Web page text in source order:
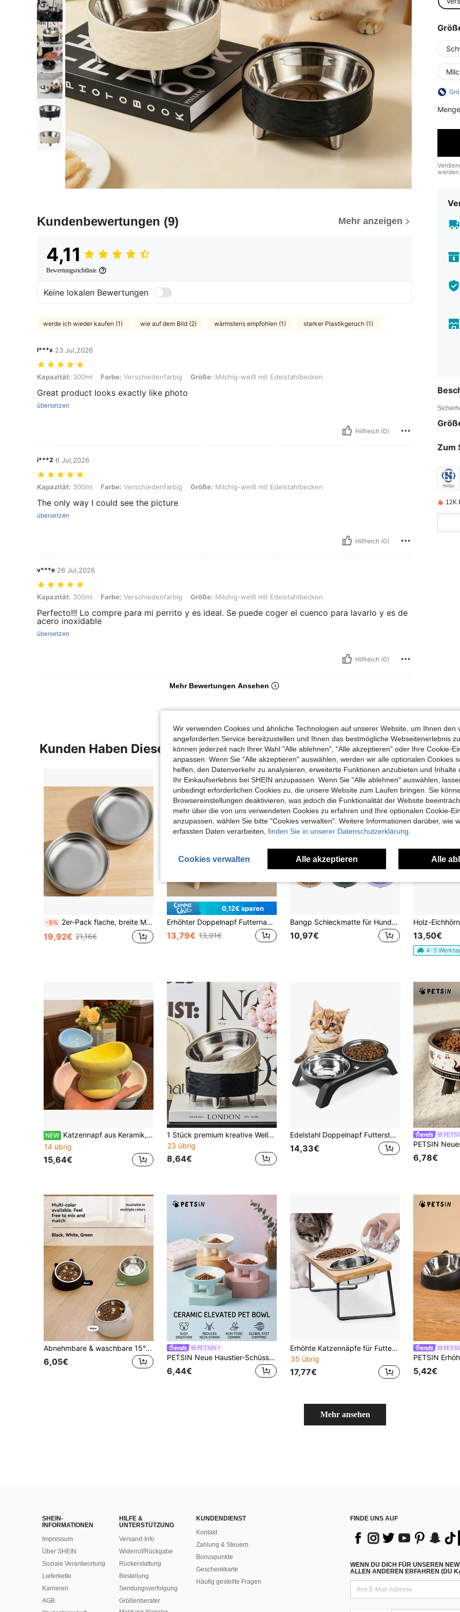
Kundenbewertungen (9) Mehr anzeigen
4,11
Bewertungsrichtlinie
Keine lokalen Bewertungen
werde ich wieder kaufen (1) wie auf dem Bild (2) wärmstens empfohlen (1) starker Plastikgeruch (1)
l***x 23 Jul,2026
Kapazität: 300ml, Farbe: Verschiedenfarbig, Größe: Milchig-weiß mit Edelstahlbecken
Kapazität: 300ml Farbe: Verschiedenfarbig Größe: Milchig-weiß mit Edelstahlbecken
Great product looks exactly like photo
übersetzen
Hilfreich (0)
i***2 6 Jul,2026
Kapazität: 300ml, Farbe: Verschiedenfarbig, Größe: Milchig-weiß mit Edelstahlbecken
Kapazität: 300ml Farbe: Verschiedenfarbig Größe: Milchig-weiß mit Edelstahlbecken
The only way I could see the picture
übersetzen
Hilfreich (0)
v***e 26 Jul,2026
Kapazität: 300ml, Farbe: Verschiedenfarbig, Größe: Milchig-weiß mit Edelstahlbecken
Kapazität: 300ml Farbe: Verschiedenfarbig Größe: Milchig-weiß mit Edelstahlbecken
Perfecto!!! Lo compre para mi perrito y es ideal. Se puede coger el cuenco para lavarlo y es de
acero inoxidable
übersetzen
Hilfreich (0)
Mehr Bewertungen Ansehen
werden.
Zum
12K
Kunden Haben Diese Artikel Auch Angeschaut
-5% 2er-Pack flache, breite Metall-Katzennäpfe, 15 cm Randbreite, schnurrhaarfreundlich, für die Fütterung im Haushalt
19,92€ 21,16€
0,12€ sparen
Erhöhter Doppelnapf Futternapf aus Edelstahl für Haustiere, spritzschutz Halsschutz Futter- und Wassernäpfe mit Ständer für Katzen und kleine Hunde, abnehmbar und einfach zu reinigen
13,79€ 13,91€
Bangp Schleckmatte für Hunde und Katzen, Hunde Langsamfresser, Langeweile und Angst Reduktion, Schwierige Puzzle Matte Hundeleckerli-Matte mit einzigartigem Quadrant Design, Perfekt für Joghurt, Leckereien oder Erdnussbutter
10,97€ 13,50€
4-5
NEW Katzennapf aus Keramik, Haustiernapf in Pilzform, hochbeiniger Katzennapf, Anti-Schwarzkinn, Anti-Umkippen, süßer Katzennapf mit schrägem Rand, leicht zu essen, hygienisch, leicht zu reinigen
14 übrig
15,64€
1 Stück premium kreative Wellen Muster Haustier Futterschale
23 übrig
8,64€
Edelstahl Doppelnapf Futterstation mit rutschfestem Boden, für Futter und Wasser, leicht zu reinigen, verhindert Erbrechen, geeignet für Katzen und kleine Hunde im Haus
14,33€
6,78€
Abnehmbare & waschbare 15° süße katzenförmige Edelstahl Katzen Fressnapf mit geneigtem Halsschutz
6,05€
PETSIN
PETSIN Neue Haustier-Schüssel, keramische Katzenschüssel mit hohem Fuß, großer Öffnung, Drei-Bein-Design zum Schutz des Halses, Katzen-/Hundenäpfe
6,44€
Erhöhte Katzennäpfe für Futter und Wasser, 2 Edelstahl Katzenfutter-Näpfe mit Bambusständer, geneigter, erhöhter und Anti-Erbrechen Bambusständer und Katzennäpfe für Wohnungskatzen und Haustiere
35 übrig
17,77€ 5,42€
Mehr ansehen
SHEIN-
INFORMATIONEN
Impressum
Über SHEIN
Soziale Verantwortung
Lieferkette
Karrieren
AGB
HILFE &
UNTERSTÜTZUNG
Versand-Info
Widerruf/Rückgabe
Rückerstattung
Bestellung
Sendungsverfolgung
Größenberater
KUNDENDIENST
Kontakt
Zahlung & Steuern
Bonuspunkte
Geschenkkarte
Häufig gestellte Fragen
FINDE UNS AUF
WENN DU DICH FÜR UNSEREN
ALLEN ANDEREN ERFAHREN (DU
Wir verwenden Cookies und ähnliche Technologien auf unserer Website, um Ihnen den
angeforderten Service bereitzustellen und Ihnen das bestmögliche Webseitenerlebnis
können jederzeit nach Ihrer Wahl "Alle ablehnen", "Alle akzeptieren" oder Ihre Cookie-
anpassen. Wenn Sie "Alle akzeptieren" auswählen, werden wir alle optionalen Cookies
helfen, den Datenverkehr zu analysieren, erweiterte Funktionen anzubieten und Inhalte
Ihr Einkaufserlebnis bei SHEIN anzupassen. Wenn Sie "Alle ablehnen" auswählen,
unbedingt erforderlichen Cookies zu, die unsere Website zum Laufen bringen. Sie
Browsereinstellungen deaktivieren, was jedoch die Funktionalität der Website
mehr über die von uns verwendeten Cookies zu erfahren und Ihre optionalen Cookie-
anzupassen, wählen Sie bitte "Cookies verwalten". Weitere Informationen darüber, wie
erfassten Daten verarbeiten, finden Sie in unserer Datenschutzerklärung.
Cookies verwalten Alle akzeptieren Alle